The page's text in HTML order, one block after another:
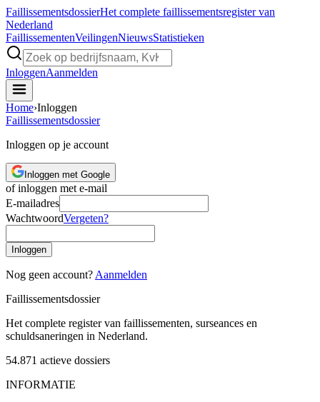
FaillissementsdossierHet complete faillissementsregister van
Nederland
FaillissementenVeilingenNieuwsStatistieken
InloggenAanmelden
Home›Inloggen
Faillissementsdossier
Inloggen op je account
Inloggen met Google
of inloggen met e-mail
E-mailadres
WachtwoordVergeten?
Inloggen
Nog geen account? Aanmelden
Faillissementsdossier
Het complete register van faillissementen, surseances en
schuldsaneringen in Nederland.
54.871 actieve dossiers
INFORMATIE